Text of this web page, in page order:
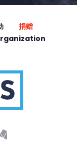
捐赠